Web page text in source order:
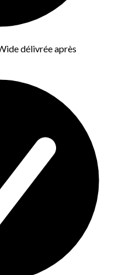
délivrée après